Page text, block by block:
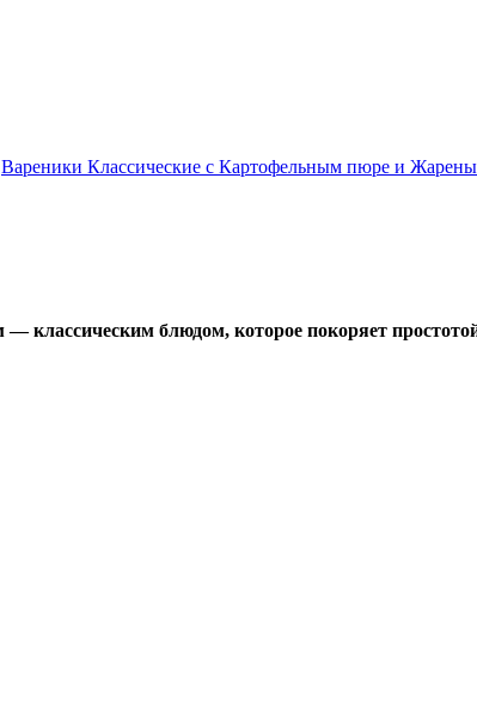
Вареники Классические с Картофельным пюре и
классическим блюдом, которое покоряет